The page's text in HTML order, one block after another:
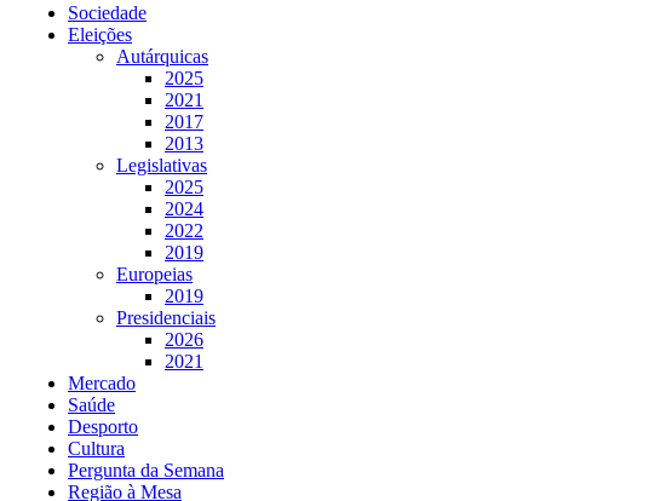
Sociedade
Eleições
Autárquicas
2025
2021
2017
2013
Legislativas
2025
2024
2022
2019
Europeias
2019
Presidenciais
2026
2021
Mercado
Saúde
Desporto
Cultura
Pergunta da Semana
Região à Mesa